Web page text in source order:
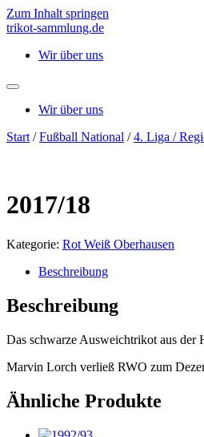
Zum Inhalt springen
trikot-sammlung.de
Wir über uns
Wir über uns
Start /Fußball National /4. Liga /
2017/18
Kategorie: Rot Weiß Oberhausen
Beschreibung
Beschreibung
Das schwarze Ausweichtrikot aus der
Marvin Lorch verließ RWO zum
Ähnliche Produkte